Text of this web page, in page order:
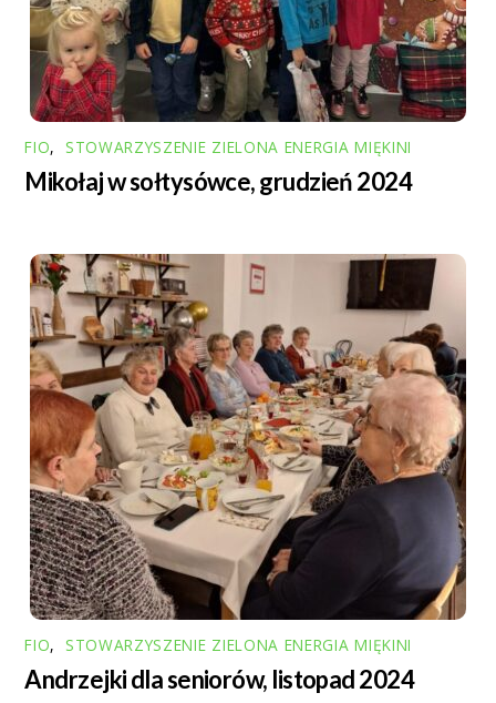
FIO, STOWARZYSZENIE ZIELONA ENERGIA MIĘKINI
Mikołaj w sołtysówce, grudzień 2024
FIO, STOWARZYSZENIE ZIELONA ENERGIA MIĘKINI
Andrzejki dla seniorów, listopad 2024